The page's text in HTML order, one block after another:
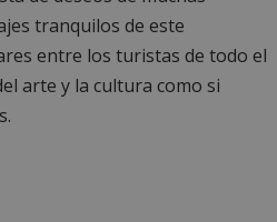
tranquilos de este
entre los turistas de todo el
arte y la cultura como si